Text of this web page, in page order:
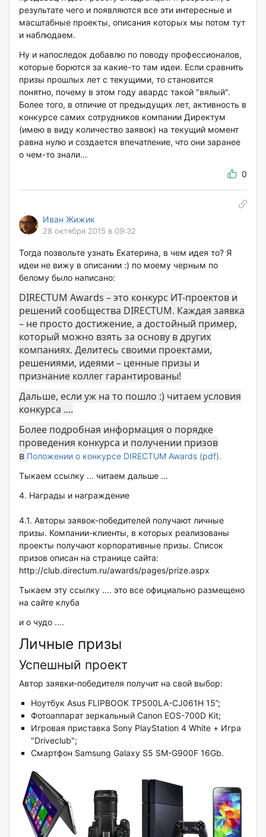
результате чего и появляются все эти интересные и
масштабные проекты, описания которых мы потом тут
и наблюдаем.
Ну и напоследок добавлю по поводу профессионалов,
которые борются за какие-то там идеи. Если сравнить
призы прошлых лет с текущими, то становится
понятно, почему в этом году авардс такой "вялый".
Более того, в отличие от предыдущих лет, активность в
конкурсе самих сотрудников компании Директум
(имею в виду количество заявок) на текущий момент
равна нулю и создается впечатление, что они заранее
о чем-то знали...
0
Иван Жижик
28 октября 2015 в 09:32
Тогда позвольте узнать Екатерина, в чем идея то? Я
идеи не вижу в описании :) по моему черным по
белому было написано:
DIRECTUM Awards – это конкурс ИТ-проектов и
решений сообщества DIRECTUM. Каждая заявка
– не просто достижение, а достойный пример,
который можно взять за основу в других
компаниях. Делитесь своими проектами,
решениями, идеями – ценные призы и
признание коллег гарантированы!
Дальше, если уж на то пошло :) читаем условия
конкурса ....
Более подробная информация о порядке
проведения конкурса и получении призов
в Положении о конкурсе DIRECTUM Awards (pdf).
Тыкаем ссылку ... читаем дальше ...
4. Награды и награждение
4.1. Авторы заявок-победителей получают личные
призы. Компании-клиенты, в которых реализованы
проекты получают корпоративные призы. Список
призов описан на странице сайта:
http://club.directum.ru/awards/pages/prize.aspx
Тыкаем эту ссылку .... это все официально размещено
на сайте клуба
и о чудо ....
Личные призы
Успешный проект
Автор заявки-победителя получит на свой выбор:
Ноутбук Asus FLIPBOOK TP500LA-CJ061H 15”;
Фотоаппарат зеркальный Canon EOS-700D Kit;
Игровая приставка Sony PlayStation 4 White + Игра
"Driveclub";
Смартфон Samsung Galaxy S5 SM-G900F 16Gb.